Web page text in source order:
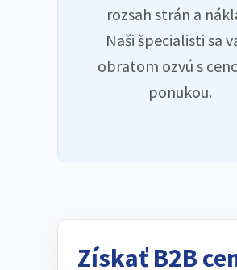
rozsah strán a
Naši špecialisti sa
obratom ozvú s
ponukou.
Získať B2B